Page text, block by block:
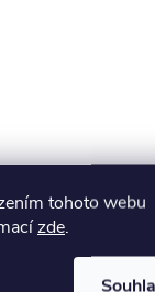
tohoto webu
zde.
ještě